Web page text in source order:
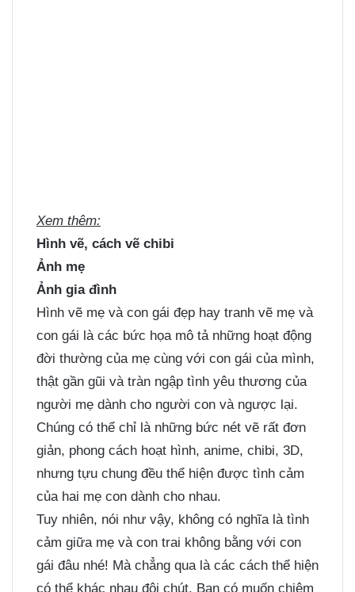
Xem thêm:
Hình vẽ, cách vẽ chibi
Ảnh mẹ
Ảnh gia đình
Hình vẽ mẹ và con gái đẹp hay tranh vẽ mẹ và
con gái là các bức họa mô tả những hoạt động
đời thường của mẹ cùng với con gái của mình,
thật gần gũi và tràn ngập tình yêu thương của
người mẹ dành cho người con và ngược lại.
Chúng có thể chỉ là những bức nét vẽ rất đơn
giản, phong cách hoạt hình, anime, chibi, 3D,
nhưng tựu chung đều thể hiện được tình cảm
của hai mẹ con dành cho nhau.
Tuy nhiên, nói như vậy, không có nghĩa là tình
cảm giữa mẹ và con trai không bằng với con
gái đâu nhé! Mà chẳng qua là các cách thể hiện
có thể khác nhau đôi chút. Bạn có muốn chiêm